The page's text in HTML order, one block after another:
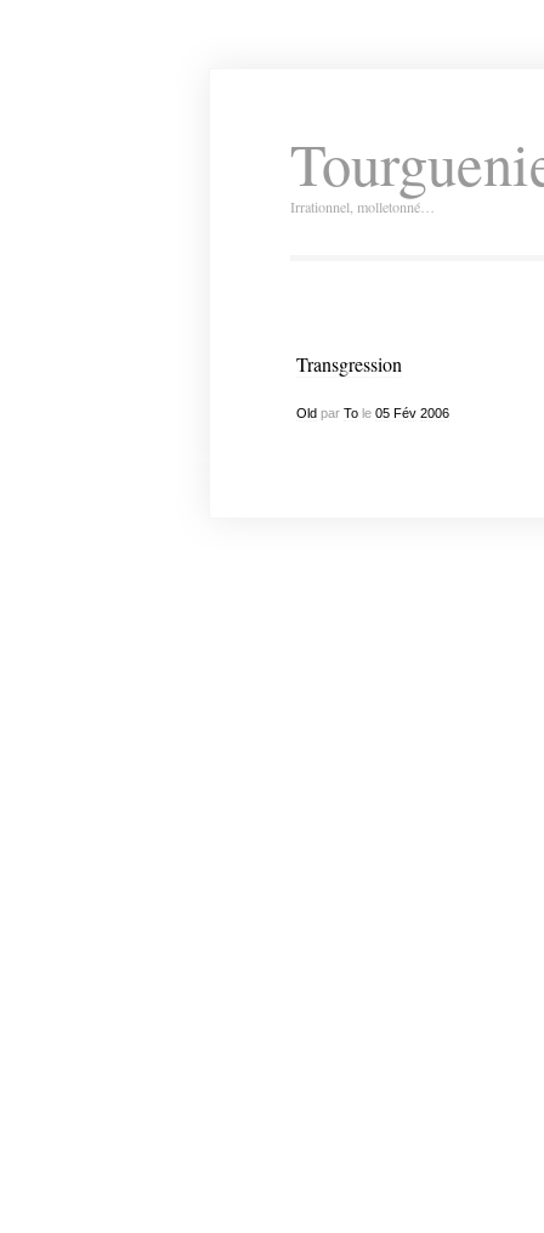
Irrationnel, molletonné…
Transgression
Oldpar Tole 05 Fév 2006